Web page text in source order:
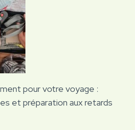
pour votre voyage :
et préparation aux retards